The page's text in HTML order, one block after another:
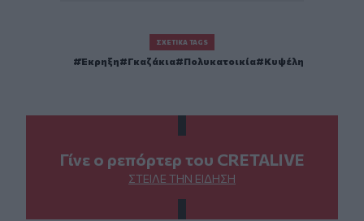
ΣΧΕΤΙΚΆ TAGS
Έκρηξη Γκαζάκια Πολυκατοικία Κυψέλη
Γίνε ο ρεπόρτερ του CRETALIVE
ΣΤΕΊΛΕ ΤΗΝ ΕΊΔΗΣΗ